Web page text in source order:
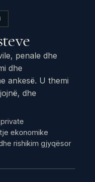
penale dhe
dhe
ankesë. U themi
dhe
ekonomike
rishikim gjyqësor